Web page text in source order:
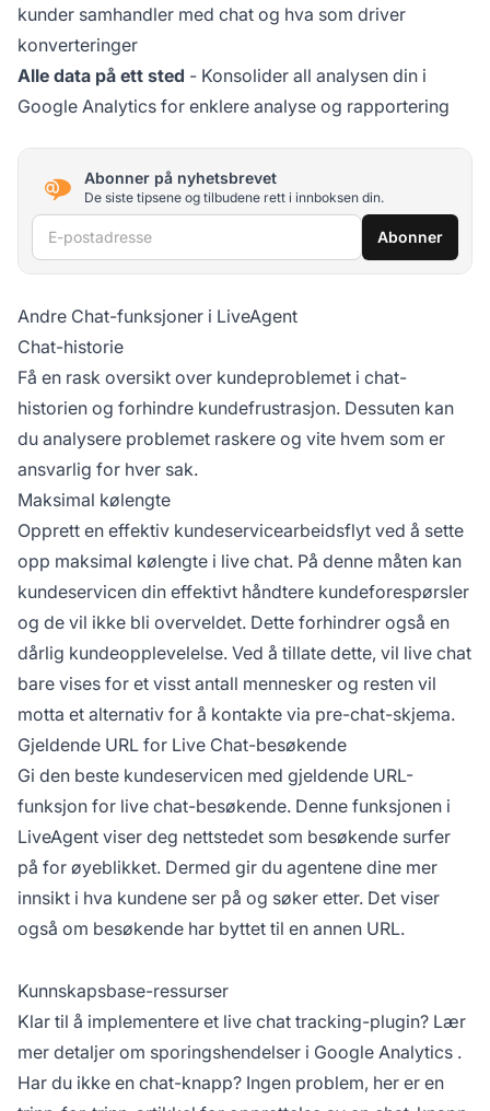
kunder samhandler med chat og hva som driver
konverteringer
Alle data på ett sted - Konsolider all analysen din i
Google Analytics for enklere analyse og rapportering
Abonner på nyhetsbrevet
De siste tipsene og tilbudene rett i innboksen din.
E-postadresse Abonner
Andre Chat-funksjoner i LiveAgent
Chat-historie
Få en rask oversikt over kundeproblemet i chat-
historien og forhindre kundefrustrasjon. Dessuten kan
du analysere problemet raskere og vite hvem som er
ansvarlig for hver sak.
Maksimal kølengte
Opprett en effektiv kundeservicearbeidsflyt ved å sette
opp maksimal kølengte i live chat. På denne måten kan
kundeservicen din effektivt håndtere kundeforespørsler
og de vil ikke bli overveldet. Dette forhindrer også en
dårlig kundeopplevelelse. Ved å tillate dette, vil live chat
bare vises for et visst antall mennesker og resten vil
motta et alternativ for å kontakte via pre-chat-skjema.
Gjeldende URL for Live Chat-besøkende
Gi den beste kundeservicen med gjeldende URL-
funksjon for live chat-besøkende. Denne funksjonen i
LiveAgent viser deg nettstedet som besøkende surfer
på for øyeblikket. Dermed gir du agentene dine mer
innsikt i hva kundene ser på og søker etter. Det viser
også om besøkende har byttet til en annen URL.
Kunnskapsbase-ressurser
Klar til å implementere et live chat tracking-plugin? Lær
mer detaljer om sporingshendelser i Google Analytics .
Har du ikke en chat-knapp? Ingen problem, her er en